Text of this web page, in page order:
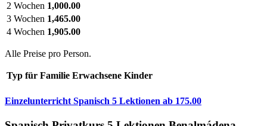
2 Wochen 1,000.00
3 Wochen 1,465.00
4 Wochen 1,905.00
Alle Preise pro Person.
Typ für Familie Erwachsene Kinder
Einzelunterricht Spanisch 5 Lektionen ab 175.00